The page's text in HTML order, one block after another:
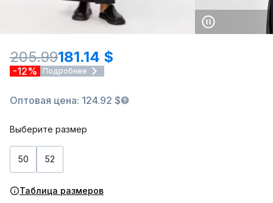
205.99181.14 $
-12% Подробнее
Оптовая цена: 124.92 $
Выберите размер
50 52
Таблица размеров